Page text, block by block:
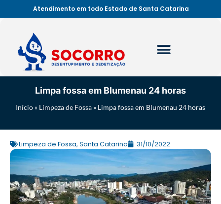
Atendimento em todo Estado de Santa Catarina
Limpa fossa em Blumenau 24 horas
Início » Limpeza de Fossa » Limpa fossa em Blumenau 24 horas
Limpeza de Fossa, Santa Catarina 31/10/2022